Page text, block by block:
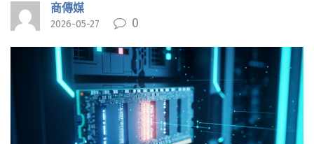
商傳媒
2026-05-27 0